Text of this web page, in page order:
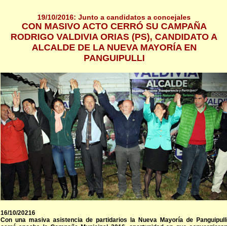
19/10/2016: Junto a candidatos a concejales
CON MASIVO ACTO CERRÓ SU CAMPAÑA
RODRIGO VALDIVIA ORIAS (PS), CANDIDATO A
ALCALDE DE LA NUEVA MAYORÍA EN
PANGUIPULLI
16/10/20216
Con una masiva asistencia de partidarios la Nueva Mayoría de Panguipulli